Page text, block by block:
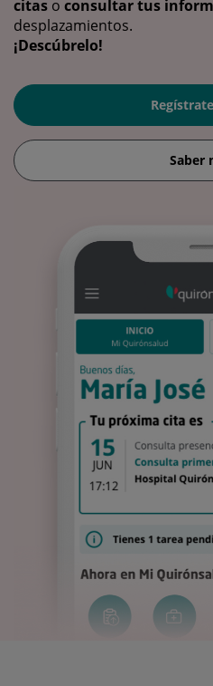
citas o consultar tus
desplazamientos.
¡Descúbrelo!
Saber